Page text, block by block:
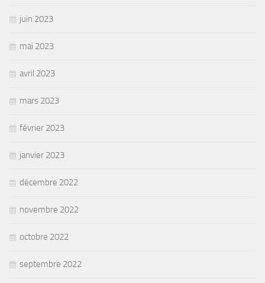
juin 2023
mai 2023
avril 2023
mars 2023
février 2023
janvier 2023
décembre 2022
novembre 2022
octobre 2022
septembre 2022